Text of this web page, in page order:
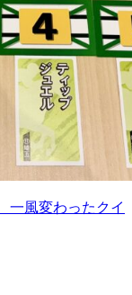
一風変わったクイ